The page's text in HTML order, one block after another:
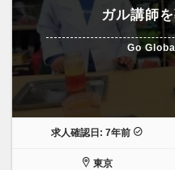
ガル講師
Go
求人確認日: 7年前
東京